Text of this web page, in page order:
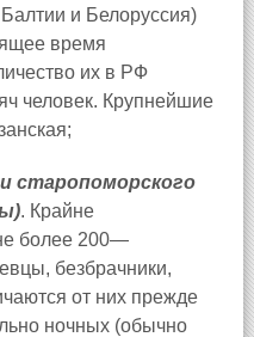
и Белоруссия)
время
их в РФ
человек. Крупнейшие
старопоморского
. Крайне
более 200—
безбрачники,
от них прежде
ночных (обычно